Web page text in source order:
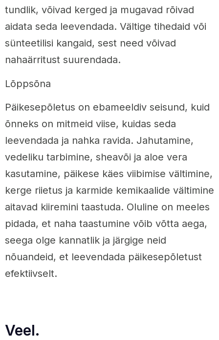
tundlik, võivad kerged ja mugavad rõivad
aidata seda leevendada. Vältige tihedaid või
sünteetilisi kangaid, sest need võivad
nahaärritust suurendada.
Lõppsõna
Päikesepõletus on ebameeldiv seisund, kuid
õnneks on mitmeid viise, kuidas seda
leevendada ja nahka ravida. Jahutamine,
vedeliku tarbimine, sheavõi ja aloe vera
kasutamine, päikese käes viibimise vältimine,
kerge riietus ja karmide kemikaalide vältimine
aitavad kiiremini taastuda. Oluline on meeles
pidada, et naha taastumine võib võtta aega,
seega olge kannatlik ja järgige neid
nõuandeid, et leevendada päikesepõletust
efektiivselt.
Veel.